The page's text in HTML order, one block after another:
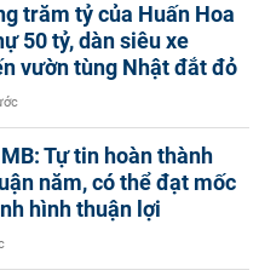
trăm tỷ của Huấn Hoa
50 tỷ, dàn siêu xe
vườn tùng Nhật đắt đỏ
Tự tin hoàn thành
năm, có thể đạt mốc
hình thuận lợi